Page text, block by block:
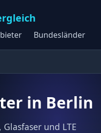
Bundesländer
in Berlin
und LTE